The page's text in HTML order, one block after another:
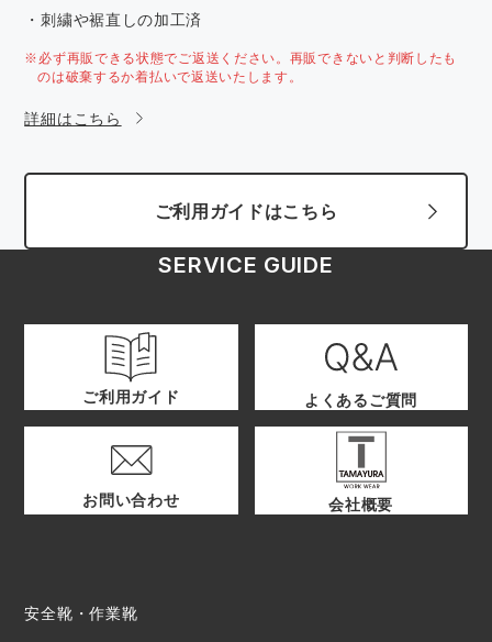
・刺繍や裾直しの加工済
※必ず再販できる状態でご返送ください。再販できないと判断したも
のは破棄するか着払いで返送いたします。
詳細はこちら
ご利用ガイドはこちら
SERVICE GUIDE
ご利用ガイド よくあるご質問
お問い合わせ 会社概要
安全靴・作業靴